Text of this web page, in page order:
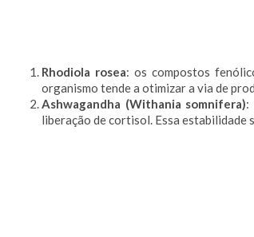
Rhodiola rosea: os compostos
organismo tende a otimizar a via de
Ashwagandha (Withania somnifera):
liberação de cortisol. Essa estabilidade